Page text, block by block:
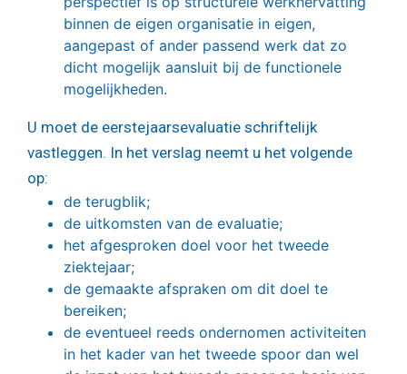
binnen de eigen organisatie in eigen,
aangepast of ander passend werk dat zo
dicht mogelijk aansluit bij de functionele
mogelijkheden.
U moet de eerstejaarsevaluatie schriftelijk
vastleggen. In het verslag neemt u het volgende
op:
de terugblik;
de uitkomsten van de evaluatie;
het afgesproken doel voor het tweede
ziektejaar;
de gemaakte afspraken om dit doel te
bereiken;
de eventueel reeds ondernomen activiteiten
in het kader van het tweede spoor dan wel